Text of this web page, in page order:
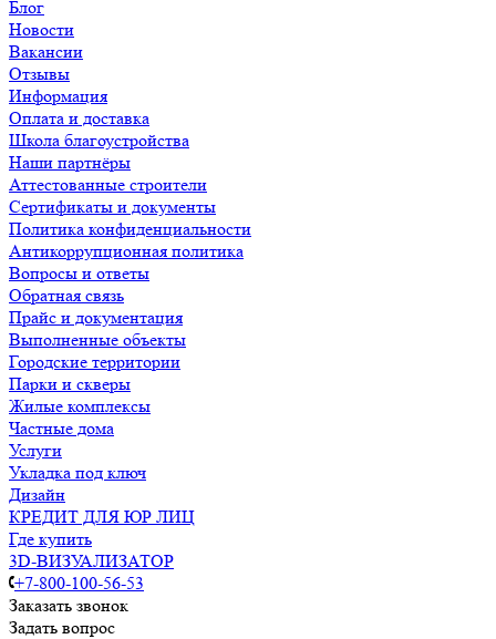
Блог
Новости
Вакансии
Отзывы
Информация
Оплата и доставка
Школа благоустройства
Наши партнёры
Аттестованные строители
Сертификаты и документы
Политика конфиденциальности
Антикоррупционная политика
Вопросы и ответы
Обратная связь
Прайс и документация
Выполненные объекты
Городские территории
Парки и скверы
Жилые комплексы
Частные дома
Услуги
Укладка под ключ
Дизайн
КРЕДИТ ДЛЯ ЮР ЛИЦ
Где купить
3D-ВИЗУАЛИЗАТОР
+7-800-100-56-53
Заказать звонок
Задать вопрос